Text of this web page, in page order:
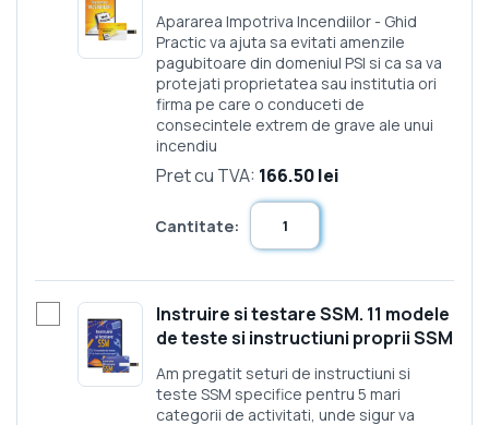
Apararea Impotriva Incendiilor - Ghid
Practic va ajuta sa evitati amenzile
pagubitoare din domeniul PSI si ca sa va
protejati proprietatea sau institutia ori
firma pe care o conduceti de
consecintele extrem de grave ale unui
incendiu
Pret cu TVA: 166.50 lei
Cantitate:
Instruire si testare SSM. 11 modele
de teste si instructiuni proprii SSM
Am pregatit seturi de instructiuni si
teste SSM specifice pentru 5 mari
categorii de activitati, unde sigur va